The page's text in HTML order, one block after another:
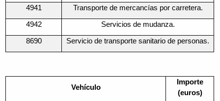
4941 Transporte de mercancías por carretera.
4942 Servicios de mudanza.
8690 Servicio de transporte sanitario de personas.
Vehículo
Importe
(euros)